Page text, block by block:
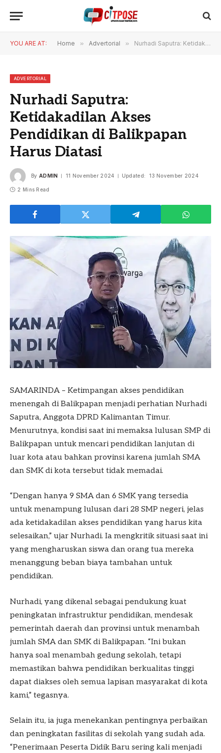
YOU ARE AT: Home » Advertorial » Nurhadi Saputra: Ketidakadilan Akses Pendidikan di Balikpapan Harus Diatasi
ADVERTORIAL
Nurhadi Saputra:
Ketidakadilan Akses
Pendidikan di Balikpapan
Harus Diatasi
By ADMIN 11 November 2024 Updated: 13 November 2024
2 Mins Read
SAMARINDA – Ketimpangan akses pendidikan
menengah di Balikpapan menjadi perhatian Nurhadi
Saputra, Anggota DPRD Kalimantan Timur.
Menurutnya, kondisi saat ini memaksa lulusan SMP di
Balikpapan untuk mencari pendidikan lanjutan di
luar kota atau bahkan provinsi karena jumlah SMA
dan SMK di kota tersebut tidak memadai.
“Dengan hanya 9 SMA dan 6 SMK yang tersedia
untuk menampung lulusan dari 28 SMP negeri, jelas
ada ketidakadilan akses pendidikan yang harus kita
selesaikan,” ujar Nurhadi. Ia mengkritik situasi saat ini
yang mengharuskan siswa dan orang tua mereka
menanggung beban biaya tambahan untuk
pendidikan.
Nurhadi, yang dikenal sebagai pendukung kuat
peningkatan infrastruktur pendidikan, mendesak
pemerintah daerah dan provinsi untuk menambah
jumlah SMA dan SMK di Balikpapan. “Ini bukan
hanya soal menambah gedung sekolah, tetapi
memastikan bahwa pendidikan berkualitas tinggi
dapat diakses oleh semua lapisan masyarakat di kota
kami,” tegasnya.
Selain itu, ia juga menekankan pentingnya perbaikan
dan peningkatan fasilitas di sekolah yang sudah ada.
“Penerimaan Peserta Didik Baru sering kali menjadi